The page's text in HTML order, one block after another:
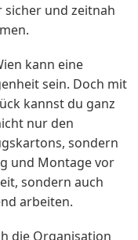
sicher und zeitnah
kann eine
sein. Doch mit
kannst du ganz
nur den
sondern
und Montage vor
sondern auch
arbeiten.
die Organisation